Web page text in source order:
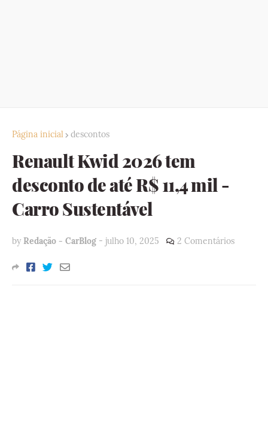
Página inicial descontos
Renault Kwid 2026 tem
desconto de até R$ 11,4 mil -
Carro Sustentável
by Redação - CarBlog - julho 10, 2025 2 Comentários